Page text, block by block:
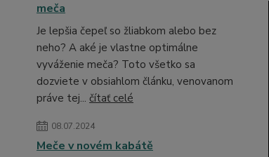
meča
Je lepšia čepeľ so žliabkom alebo bez
neho? A aké je vlastne optimálne
vyváženie meča? Toto všetko sa
dozviete v obsiahlom článku, venovanom
práve tej... čítať celé
08.07.2024
Meče v novém kabátě